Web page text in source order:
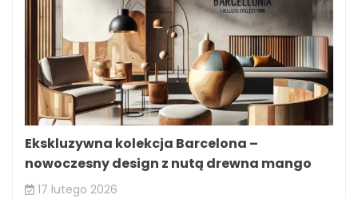
Ekskluzywna kolekcja Barcelona –
nowoczesny design z nutą drewna mango
17 lutego 2026